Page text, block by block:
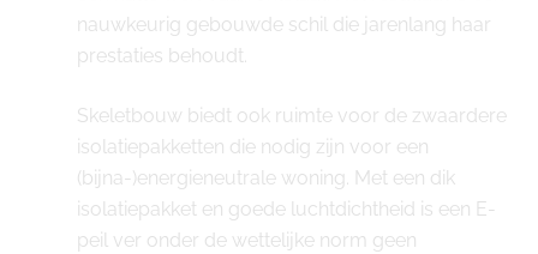
nauwkeurig gebouwde schil die jarenlang haar
prestaties behoudt.
Skeletbouw biedt ook ruimte voor de zwaardere
isolatiepakketten die nodig zijn voor een
(bijna-)energieneutrale woning. Met een dik
isolatiepakket en goede luchtdichtheid is een E-
peil ver onder de wettelijke norm geen